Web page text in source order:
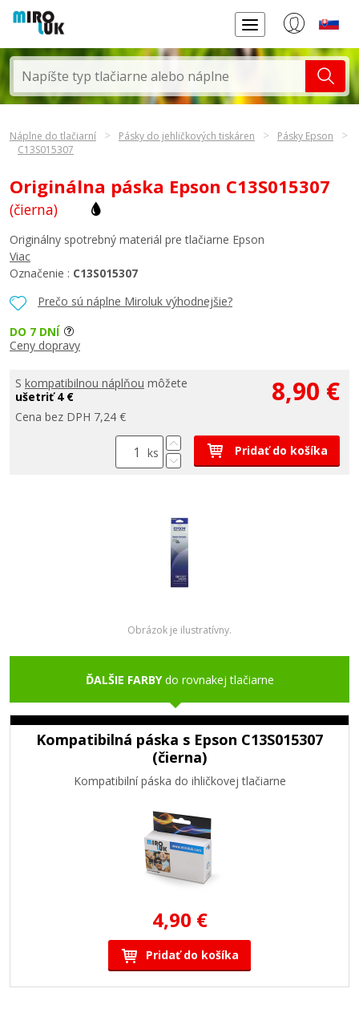
Náplne do tlačiarní Pásky do jehličkových tiskáren
Pásky Epson
C13S015307
Originálna páska Epson C13S015307
(čierna)
Prečo sú náplne Miroluk výhodnejšie?
Originálny spotrebný materiál pre tlačiarne Epson
Viac
Označenie : C13S015307
DO 7 DNÍ
Ceny dopravy
S kompatibilnou náplňou môžete
ušetriť 4 €
Cena bez DPH 7,24 €
8,90 €
ks Pridať do košíka
Obrázok je ilustratívny.
ĎALŠIE FARBYdo rovnakej tlačiarne
Kompatibilná páska s Epson C13S015307
(čierna)
Kompatibilní páska do ihličkovej tlačiarne
4,90 €
Pridať do košíka